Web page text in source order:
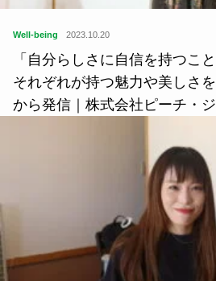
Well-being 2023.10.20
「自分らしさに自信を持つこ
それぞれが持つ魅力や美しさ
から発信｜株式会社ピーチ・